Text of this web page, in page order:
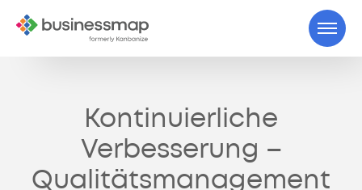
Kontinuierliche
Verbesserung –
Qualitätsmanagement